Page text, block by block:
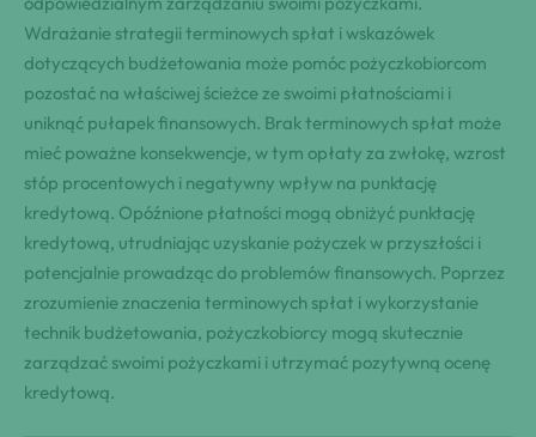
Wdrażanie strategii terminowych spłat i wskazówek
dotyczących budżetowania może pomóc pożyczkobiorcom
pozostać na właściwej ścieżce ze swoimi płatnościami i
uniknąć pułapek finansowych. Brak terminowych spłat może
mieć poważne konsekwencje, w tym opłaty za zwłokę, wzrost
stóp procentowych i negatywny wpływ na punktację
kredytową. Opóźnione płatności mogą obniżyć punktację
kredytową, utrudniając uzyskanie pożyczek w przyszłości i
potencjalnie prowadząc do problemów finansowych. Poprzez
zrozumienie znaczenia terminowych spłat i wykorzystanie
technik budżetowania, pożyczkobiorcy mogą skutecznie
zarządzać swoimi pożyczkami i utrzymać pozytywną ocenę
kredytową.